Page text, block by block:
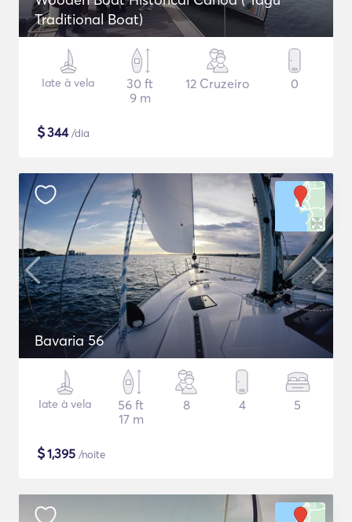
Traditional Boat)
Iate à vela
30 ft
9 m
12 Cruzeiro 0
$344/dia
Bavaria 56
Iate à vela
56 ft
17 m
8 4 5
$1,395 /noite